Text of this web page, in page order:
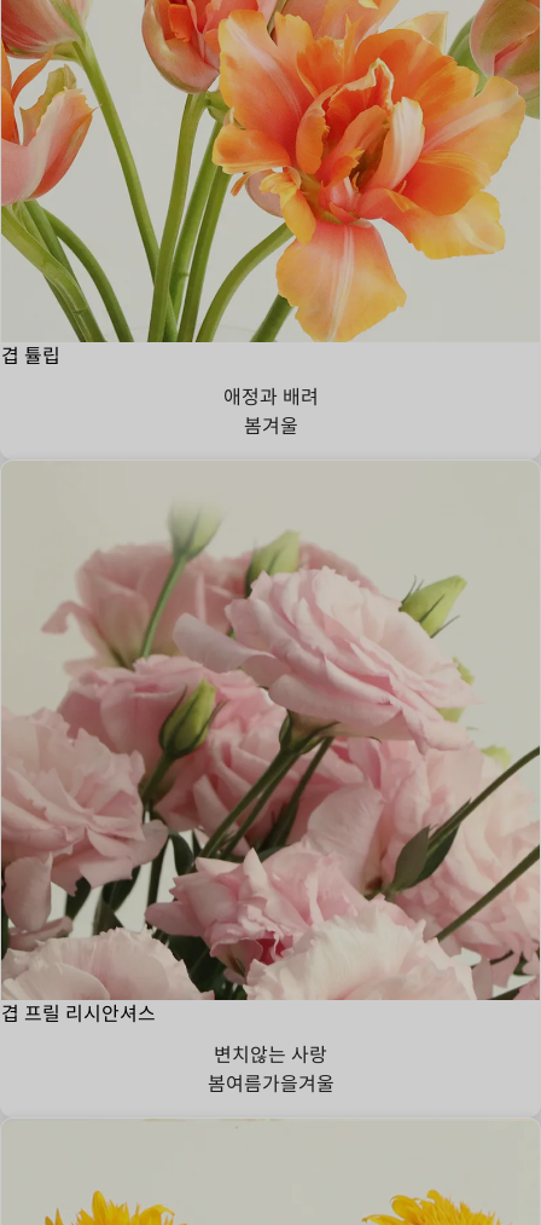
겹 튤립
애정과 배려
봄겨울
겹 프릴 리시안셔스
변치않는 사랑
봄여름가을겨울